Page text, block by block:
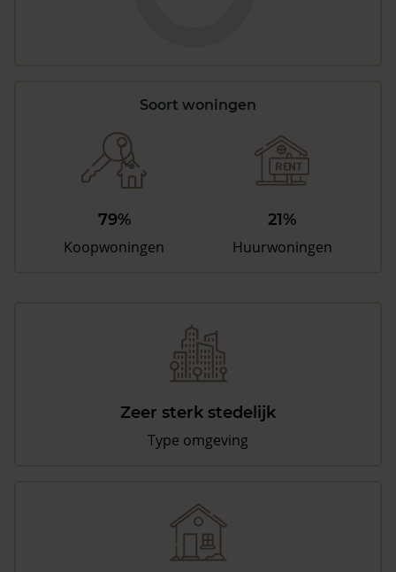
Soort woningen
79%
Koopwoningen
21%
Huurwoningen
Zeer sterk stedelijk
Type omgeving